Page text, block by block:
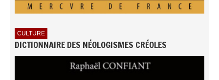
CULTURE
DICTIONNAIRE DES NÉOLOGISMES CRÉOLES